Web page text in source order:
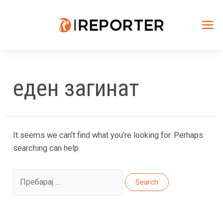
еден загинат
It seems we can’t find what you’re looking for. Perhaps
searching can help.